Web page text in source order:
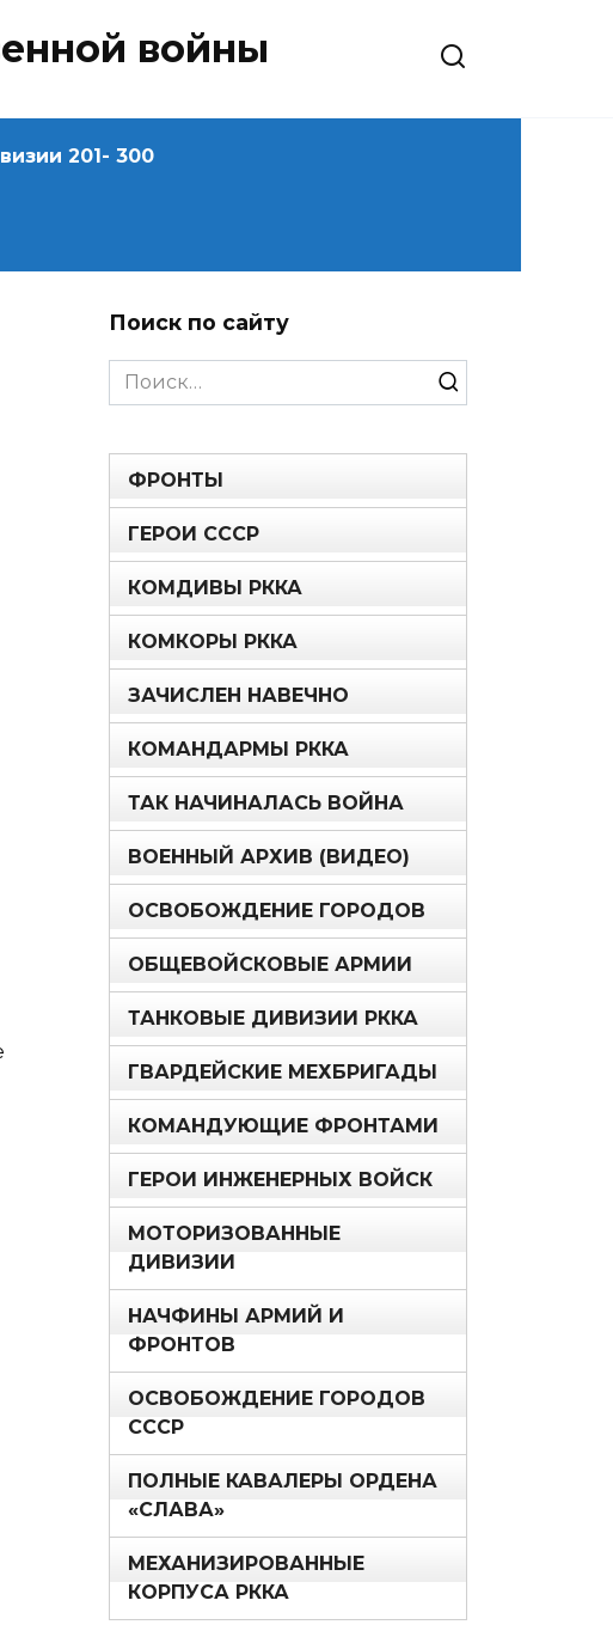
войны
201- 300
Поиск по сайту
Search
for:
ФРОНТЫ
ГЕРОИ СССР
КОМДИВЫ РККА
КОМКОРЫ РККА
ЗАЧИСЛЕН НАВЕЧНО
КОМАНДАРМЫ РККА
ТАК НАЧИНАЛАСЬ ВОЙНА
ВОЕННЫЙ АРХИВ (ВИДЕО)
ОСВОБОЖДЕНИЕ ГОРОДОВ
ОБЩЕВОЙСКОВЫЕ АРМИИ
ТАНКОВЫЕ ДИВИЗИИ РККА
ГВАРДЕЙСКИЕ МЕХБРИГАДЫ
КОМАНДУЮЩИЕ ФРОНТАМИ
ГЕРОИ ИНЖЕНЕРНЫХ ВОЙСК
МОТОРИЗОВАННЫЕ
ДИВИЗИИ
НАЧФИНЫ АРМИЙ И
ФРОНТОВ
ОСВОБОЖДЕНИЕ ГОРОДОВ
СССР
ПОЛНЫЕ КАВАЛЕРЫ ОРДЕНА
«СЛАВА»
МЕХАНИЗИРОВАННЫЕ
КОРПУСА РККА